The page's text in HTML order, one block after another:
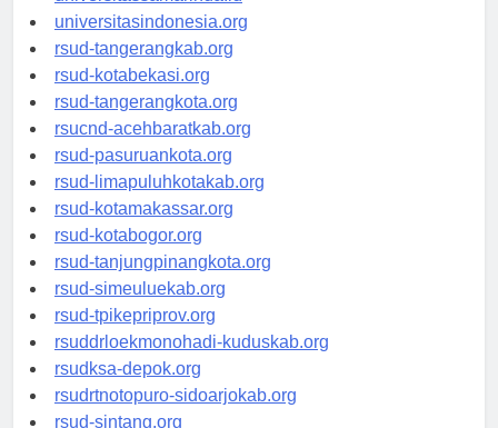
universitassamarinda.id
universitasindonesia.org
rsud-tangerangkab.org
rsud-kotabekasi.org
rsud-tangerangkota.org
rsucnd-acehbaratkab.org
rsud-pasuruankota.org
rsud-limapuluhkotakab.org
rsud-kotamakassar.org
rsud-kotabogor.org
rsud-tanjungpinangkota.org
rsud-simeuluekab.org
rsud-tpikepriprov.org
rsuddrloekmonohadi-kuduskab.org
rsudksa-depok.org
rsudrtnotopuro-sidoarjokab.org